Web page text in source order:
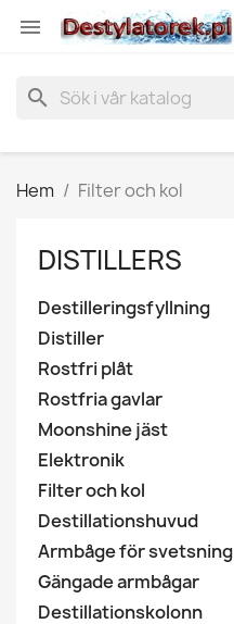

search
Hem Filter och kol
DISTILLERS
Destilleringsfyllning
Distiller
Rostfri plåt
Rostfria gavlar
Moonshine jäst
Elektronik
Filter och kol
Destillationshuvud
Armbåge för svetsning
Gängade armbågar
Destillationskolonn